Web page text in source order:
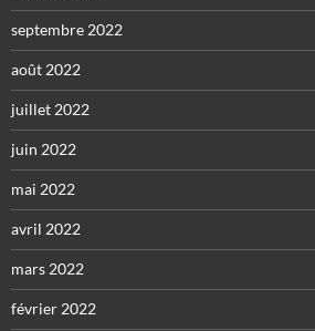
septembre 2022
août 2022
juillet 2022
juin 2022
mai 2022
avril 2022
mars 2022
février 2022